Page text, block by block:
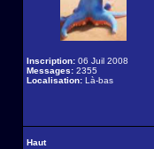
Inscription: 06 Juil 2008
Messages: 2355
Localisation: Là-bas
Haut